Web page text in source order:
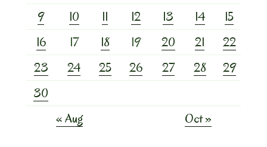
9
10 11 12 13 14
15
16
17 18 19 20 21
22
23
24 25 26 27 28
29
30
« Aug
Oct »